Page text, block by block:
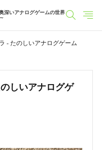
深いアナログゲームの世界
- たのしいアナログゲーム
しいアナログゲ